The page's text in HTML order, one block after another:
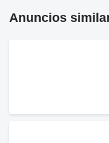
Anuncios